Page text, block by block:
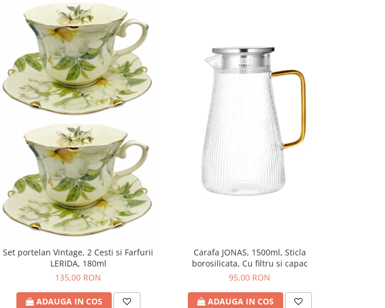
Set portelan Vintage, 2 Cesti si Farfurii
LERIDA, 180ml
135,00 RON
ADAUGA IN COS
Carafa JONAS, 1500ml, Sticla
borosilicata, Cu filtru si capac
95,00 RON
ADAUGA IN COS